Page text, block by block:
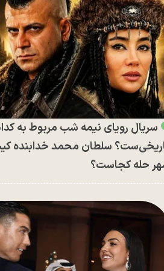
سریال رویای نیمه شب مربوط به
سلطان محمد خدابنده
حله کجاست؟